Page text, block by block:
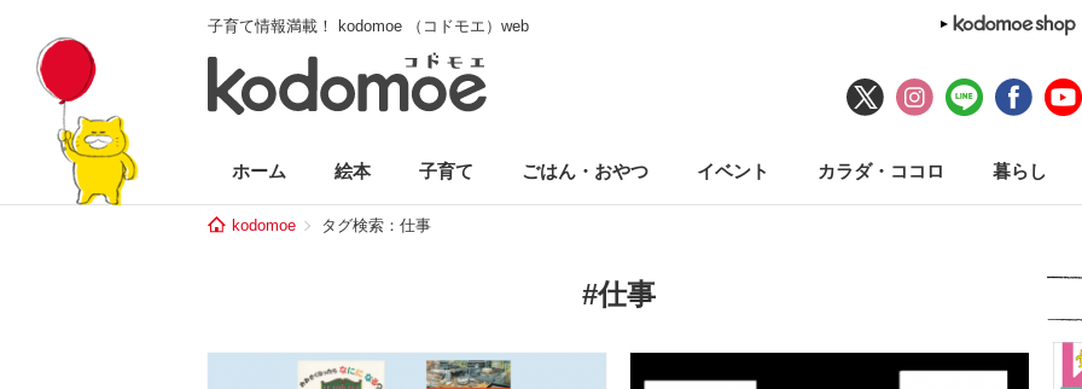
子育て情報満載！ kodomoe （コドモエ）web
ホーム 絵本 子育て ごはん・おやつ イベント カラダ・ココロ 暮らし
kodomoe タグ検索：仕事
#仕事